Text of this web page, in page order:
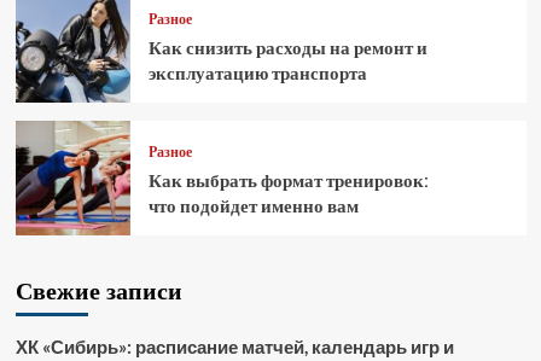
Разное
Как снизить расходы на ремонт и
эксплуатацию транспорта
Разное
Как выбрать формат тренировок:
что подойдет именно вам
Свежие записи
ХК «Сибирь»: расписание матчей, календарь игр и